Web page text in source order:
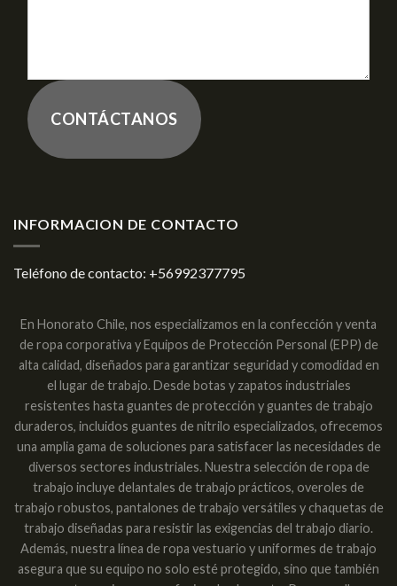
CONTÁCTANOS
INFORMACION DE CONTACTO
Teléfono de contacto: +56992377795
En Honorato Chile, nos especializamos en la confección y venta
de ropa corporativa y Equipos de Protección Personal (EPP) de
alta calidad, diseñados para garantizar seguridad y comodidad en
el lugar de trabajo. Desde botas y zapatos industriales
resistentes hasta guantes de protección y guantes de trabajo
duraderos, incluidos guantes de nitrilo especializados, ofrecemos
una amplia gama de soluciones para satisfacer las necesidades de
diversos sectores industriales. Nuestra selección de ropa de
trabajo incluye delantales de trabajo prácticos, overoles de
trabajo robustos, pantalones de trabajo versátiles y chaquetas de
trabajo diseñadas para resistir las exigencias del trabajo diario.
Además, nuestra línea de ropa vestuario y uniformes de trabajo
asegura que su equipo no solo esté protegido, sino que también